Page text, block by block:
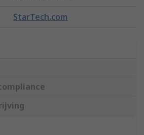
StarTech.com